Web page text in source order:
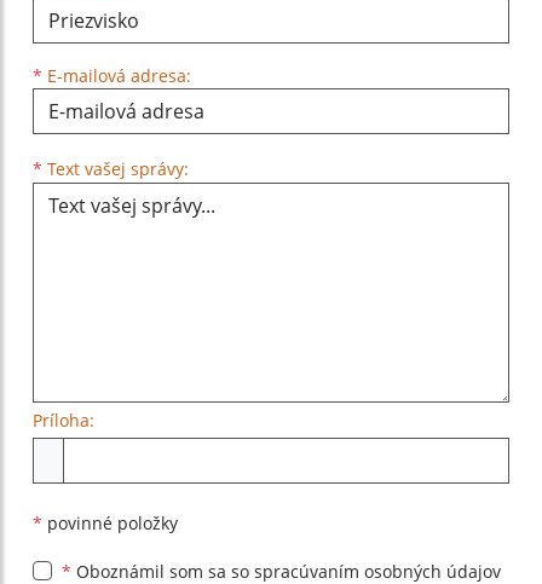
* E-mailová adresa:
* Text vašej správy:
Príloha:
* povinné položky
* Oboznámil som sa so spracúvaním osobných údajov